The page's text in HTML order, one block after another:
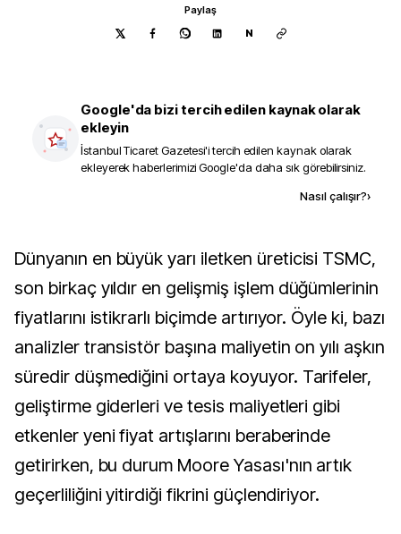
Paylaş
N
Google'da bizi tercih edilen kaynak olarak
ekleyin
İstanbul Ticaret Gazetesi'i tercih edilen kaynak olarak
ekleyerek haberlerimizi Google'da daha sık görebilirsiniz.
Nasıl çalışır?›
Dünyanın en büyük yarı iletken üreticisi TSMC,
son birkaç yıldır en gelişmiş işlem düğümlerinin
fiyatlarını istikrarlı biçimde artırıyor. Öyle ki, bazı
analizler transistör başına maliyetin on yılı aşkın
süredir düşmediğini ortaya koyuyor. Tarifeler,
geliştirme giderleri ve tesis maliyetleri gibi
etkenler yeni fiyat artışlarını beraberinde
getirirken, bu durum Moore Yasası'nın artık
geçerliliğini yitirdiği fikrini güçlendiriyor.